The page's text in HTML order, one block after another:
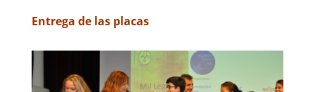
Entrega de las placas